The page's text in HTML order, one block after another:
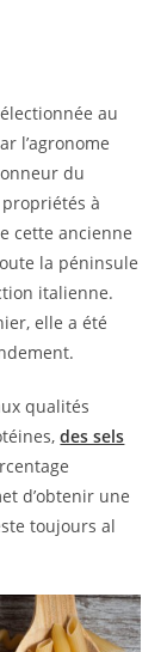
au
l’agronome
du
à
cette ancienne
la péninsule
italienne.
elle a été
qualités
des sels
d’obtenir une
toujours al